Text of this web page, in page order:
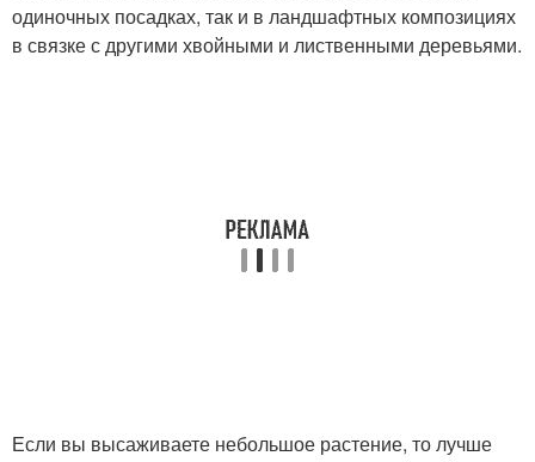
одиночных посадках, так и в ландшафтных композициях
в связке с другими хвойными и лиственными деревьями.
Если вы высаживаете небольшое растение, то лучше